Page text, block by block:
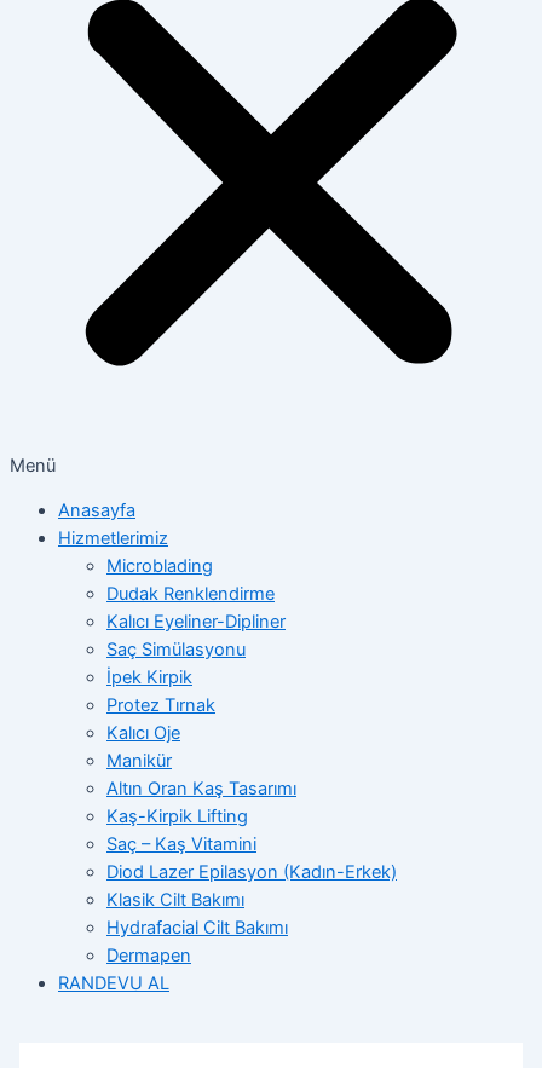
Menü
Anasayfa
Hizmetlerimiz
Microblading
Dudak Renklendirme
Kalıcı Eyeliner-Dipliner
Saç Simülasyonu
İpek Kirpik
Protez Tırnak
Kalıcı Oje
Manikür
Altın Oran Kaş Tasarımı
Kaş-Kirpik Lifting
Saç – Kaş Vitamini
Diod Lazer Epilasyon (Kadın-Erkek)
Klasik Cilt Bakımı
Hydrafacial Cilt Bakımı
Dermapen
RANDEVU AL